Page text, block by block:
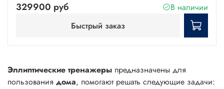
329900 руб
В наличии
Быстрый заказ
Эллиптические тренажеры предназначены для
пользования дома, помогают решать следующие задачи: